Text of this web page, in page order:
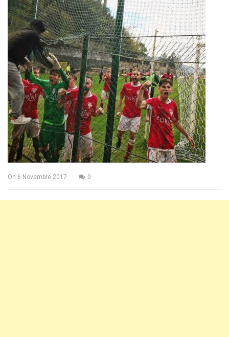
On 6 Novembre 2017 0